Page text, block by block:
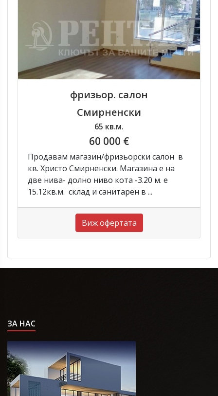
фризьор. салон
Смирненски
65 кв.м.
60 000 €
Продавам магазин/фризьорски салон в
кв. Христо Смирненски. Магазина е на
две нива- долно ниво кота -3.20 м. е
15.12кв.м. склад и санитарен в ...
Виж офертата
ЗА НАС